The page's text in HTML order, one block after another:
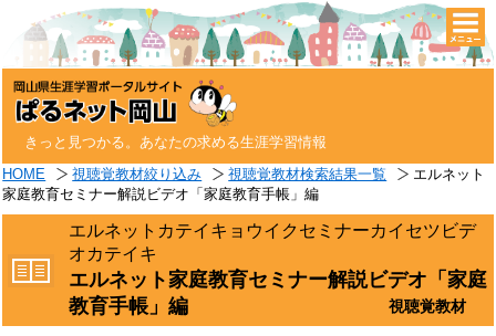
きっと見つかる。あなたの求める生涯学習情報
HOME 視聴覚教材絞り込み 視聴覚教材検索結果一覧
エルネット
家庭教育セミナー解説ビデオ「家庭教育手帳」編
エルネットカテイキョウイクセミナーカイセツビデ
オカテイキ
エルネット家庭教育セミナー解説ビデオ「家庭
教育手帳」編
視聴覚教材